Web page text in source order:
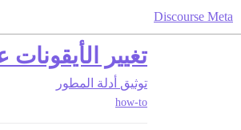
Discourse Meta
تغيير الأيقونات
توثيق أدلة المطور
how-to